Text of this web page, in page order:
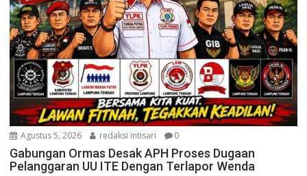
Agustus 5, 2026 redaksi intisari 0
Gabungan Ormas Desak APH Proses Dugaan
Pelanggaran UU ITE Dengan Terlapor Wenda